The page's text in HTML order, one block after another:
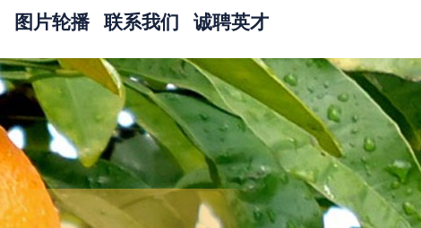
图片轮播 联系我们 诚聘英才